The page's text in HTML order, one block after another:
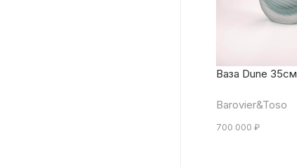
Ваза Dune 35см
Barovier&Toso
700 000 ₽